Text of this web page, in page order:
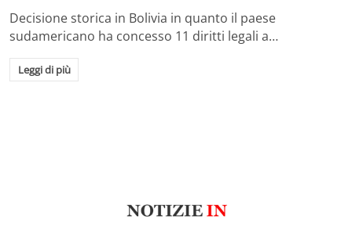
Decisione storica in Bolivia in quanto il paese
sudamericano ha concesso 11 diritti legali a…
Leggi di più